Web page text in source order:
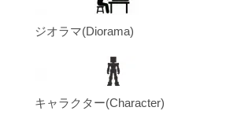
ジオラマ(Diorama)
キャラクター(Character)